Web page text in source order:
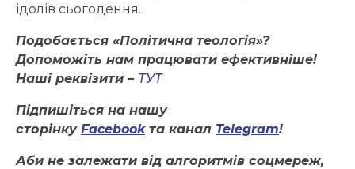
ідолів сьогодення.
Подобається «Політична теологія»?
Допоможіть нам працювати ефективніше!
Наші реквізити – ТУТ
Підпишіться на нашу
сторінку Facebookта канал Telegram!
Аби не залежати від алгоритмів соцмереж,